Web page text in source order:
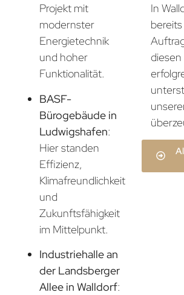
Projekt mit
modernster
Energietechnik
und hoher
Funktionalität.
BASF-
Bürogebäude in
Ludwigshafen:
Hier standen
Effizienz,
Klimafreundlichkeit
und
Zukunftsfähigkeit
im Mittelpunkt.
Industriehalle an
der Landsberger
Allee in Walldorf:
In